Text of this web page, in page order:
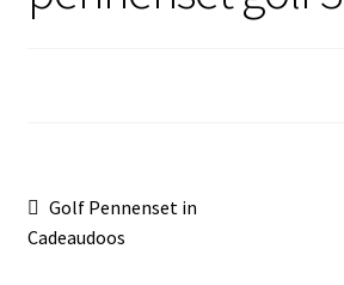
Sale
Bericht
navigatie
Vorig
bericht:
Golf Pennenset in
Cadeaudoos